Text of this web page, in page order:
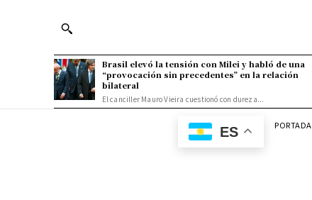
Brasil elevó la tensión con Milei y habló de una
“provocación sin precedentes” en la relación
bilateral
El canciller Mauro Vieira cuestionó con dureza...
ES PORTADA